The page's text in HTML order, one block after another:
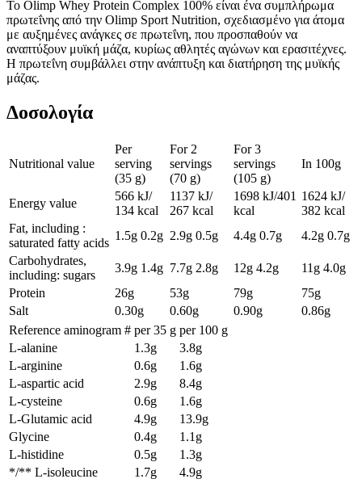
Το Olimp Whey Protein Complex 100% είναι ένα συμπλήρωμα
πρωτεΐνης από την Olimp Sport Nutrition, σχεδιασμένο για άτομα
με αυξημένες ανάγκες σε πρωτεΐνη, που προσπαθούν να
αναπτύξουν μυϊκή μάζα, κυρίως αθλητές αγώνων και ερασιτέχνες.
Η πρωτεΐνη συμβάλλει στην ανάπτυξη και διατήρηση της μυϊκής
μάζας.
Δοσολογία
Nutritional value
Per
serving
(35 g)
For 2
servings
(70 g)
For 3
servings
(105 g)
In 100g
Energy value
566 kJ/
134 kcal
1137 kJ/
267 kcal
1698 kJ/401
kcal
1624 kJ/
382 kcal
Fat, including :
saturated fatty acids
1.5g 0.2g 2.9g 0.5g 4.4g 0.7g
4.2g 0.7g
Carbohydrates,
including: sugars
3.9g 1.4g 7.7g 2.8g 12g 4.2g
11g 4.0g
Protein
26g 53g 79g
75g
Salt
0.30g 0.60g 0.90g
0.86g
Reference aminogram # per 35 g per 100 g
L-alanine
1.3g
3.8g
L-arginine
0.6g
1.6g
L-aspartic acid
2.9g
8.4g
L-cysteine
0.6g
1.6g
L-Glutamic acid
4.9g
13.9g
Glycine
0.4g
1.1g
L-histidine
0.5g
1.3g
*/** L-isoleucine
1.7g
4.9g